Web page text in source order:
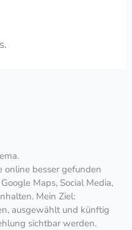
online besser gefunden
Maps, Social Media,
Mein Ziel:
ausgewählt und künftig
sichtbar werden.